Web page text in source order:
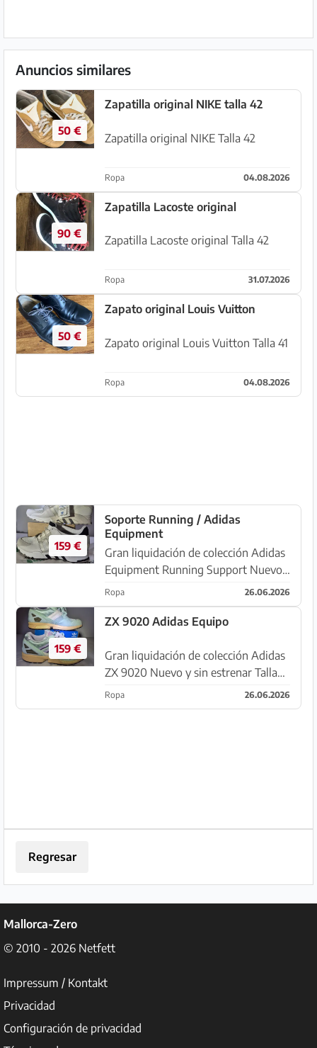
Anuncios similares
50 €
Zapatilla original NIKE talla 42
Zapatilla original NIKE Talla 42
Ropa 04.08.2026
90 €
Zapatilla Lacoste original
Zapatilla Lacoste original Talla 42
Ropa 31.07.2026
50 €
Zapato original Louis Vuitton
Zapato original Louis Vuitton Talla 41
Ropa 04.08.2026
159 €
Soporte Running / Adidas
Equipment
Gran liquidación de colección Adidas
Equipment Running Support Nuevo
y sin estrenar en ESTADO
ABSOLUTAMENTE NUEVO de 01 /
2014 en 42 / 2.3
Ropa 26.06.2026
159 €
ZX 9020 Adidas Equipo
Gran liquidación de colección Adidas
ZX 9020 Nuevo y sin estrenar Talla
44
Ropa 26.06.2026
Regresar
Mallorca-Zero
© 2010 - 2026 Netfett
Impressum / Kontakt
Privacidad
Configuración de privacidad